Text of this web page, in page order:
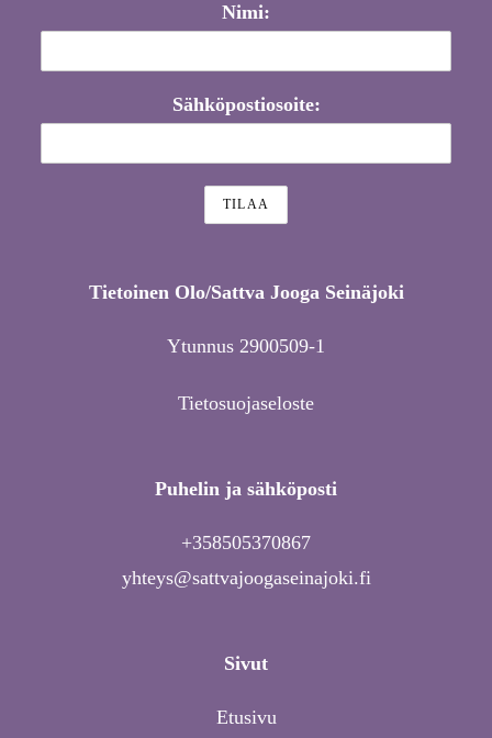
Nimi:
Sähköpostiosoite:
Tietoinen Olo/Sattva Jooga Seinäjoki
Ytunnus 2900509-1
Tietosuojaseloste
Puhelin ja sähköposti
+358505370867
yhteys@sattvajoogaseinajoki.fi
Sivut
Etusivu